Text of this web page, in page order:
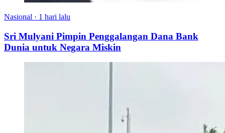
Nasional · 1 hari lalu
Sri Mulyani Pimpin Penggalangan Dana Bank
Dunia untuk Negara Miskin